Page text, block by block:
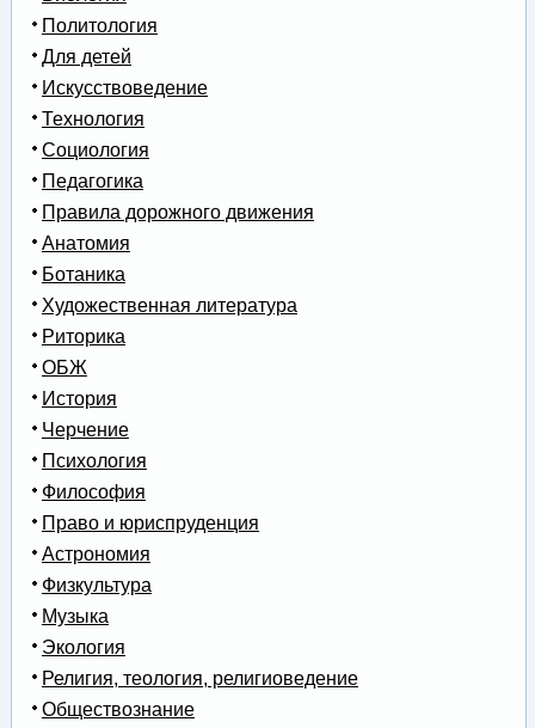
Политология
Для детей
Искусствоведение
Технология
Социология
Педагогика
Правила дорожного движения
Анатомия
Ботаника
Художественная литература
Риторика
ОБЖ
История
Черчение
Психология
Философия
Право и юриспруденция
Астрономия
Физкультура
Музыка
Экология
Религия, теология, религиоведение
Обществознание